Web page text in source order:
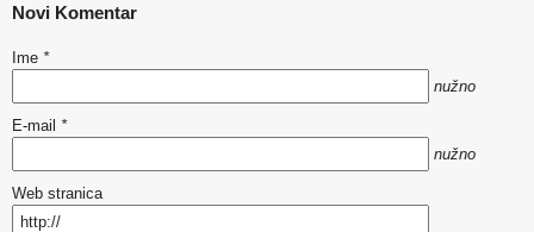
Novi Komentar
Ime *
nužno
E-mail *
nužno
Web stranica